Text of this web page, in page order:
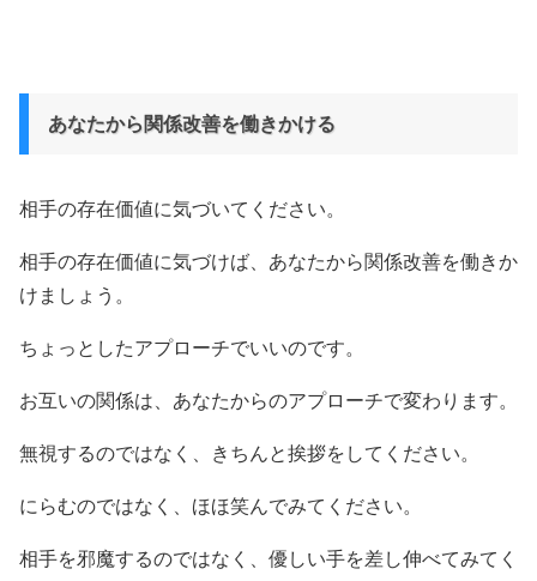
あなたから関係改善を働きかける
相手の存在価値に気づいてください。
相手の存在価値に気づけば、あなたから関係改善を働きか
けましょう。
ちょっとしたアプローチでいいのです。
お互いの関係は、あなたからのアプローチで変わります。
無視するのではなく、きちんと挨拶をしてください。
にらむのではなく、ほほ笑んでみてください。
相手を邪魔するのではなく、優しい手を差し伸べてみてく